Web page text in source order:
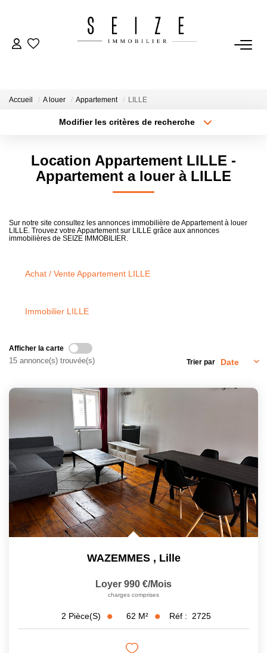
Immobilier D'entreprise
VENDRE
BIENS VENDUS
GESTION
Accueil A louer Appartement LILLE
Modifier les critères de recherche
Sélectionnez...
Type de bien
Surface min
Créer une alerte
Location Appartement LILLE -
Appartement a louer à LILLE
Sur notre site consultez les annonces immobilière de Appartement à louer
LILLE. Trouvez votre Appartement sur LILLE grâce aux annonces
immobilières de SEIZE IMMOBILIER.
Achat / Vente Appartement LILLE
Immobilier LILLE
Afficher la carte
15 annonce(s) trouvée(s) Trier par
WAZEMMES , Lille
Loyer 990 €/mois
charges comprises
2 Pièce(s) 62 M² Réf : 2725